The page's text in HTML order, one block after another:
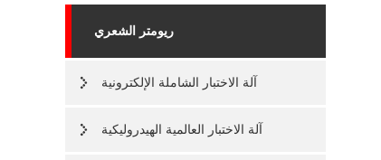
ريومتر الشعري
آلة الاختبار الشاملة الإلكترونية
آلة الاختبار العالمية الهيدروليكية